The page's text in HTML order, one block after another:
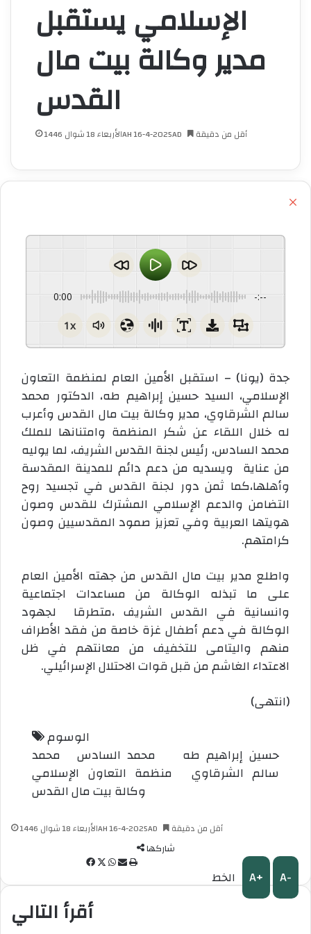
الإسلامي يستقبل
مدير وكالة بيت مال
القدس
الأربعاء 18 شوال 1446AH 16-4-2025AD أقل من دقيقة
0:00 -:--
1x
جدة (يونا) – استقبل الأمين العام لمنظمة التعاون
الإسلامي، السيد حسين إبراهيم طه، الدكتور محمد
سالم الشرقاوي، مدير وكالة بيت مال القدس وأعرب
له خلال اللقاء عن شكر المنظمة وامتنانها للملك
محمد السادس، رئيس لجنة القدس الشريف، لما يوليه
من عناية ويسديه من دعم دائم للمدينة المقدسة
وأهلها،كما ثمن دور لجنة القدس في تجسيد روح
التضامن والدعم الإسلامي المشترك للقدس وصون
هويتها العربية وفي تعزيز صمود المقدسيين وصون
كرامتهم.
واطلع مدير بيت مال القدس من جهته الأمين العام
على ما تبذله الوكالة من مساعدات اجتماعية
وانسانية في القدس الشريف ،متطرقا لجهود
الوكالة في دعم أطفال غزة خاصة من فقد الأطراف
منهم واليتامى للتخفيف من معانتهم في ظل
الاعتداء الغاشم من قبل قوات الاحتلال الإسرائيلي.
(انتهى)
الوسوم
حسين إبراهيم طه
محمد السادس
محمد
سالم الشرقاوي
منظمة التعاون الإسلامي
وكالة بيت مال القدس
الأربعاء 18 شوال 1446AH 16-4-2025AD أقل من دقيقة
شاركها
ف ‫ و م
الخط A+ A-
أقرأ التالي